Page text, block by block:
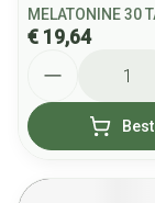
MELATONINE 30
€ 19,64